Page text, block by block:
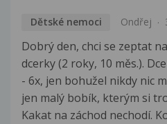
Dětské nemoci Ondřej
Dobrý den, chci se zeptat
dcerky (2 roky, 10 měs.).
- 6x, jen bohužel nikdy nic
jen malý bobík, kterým si
Kakat na záchod nechodí.